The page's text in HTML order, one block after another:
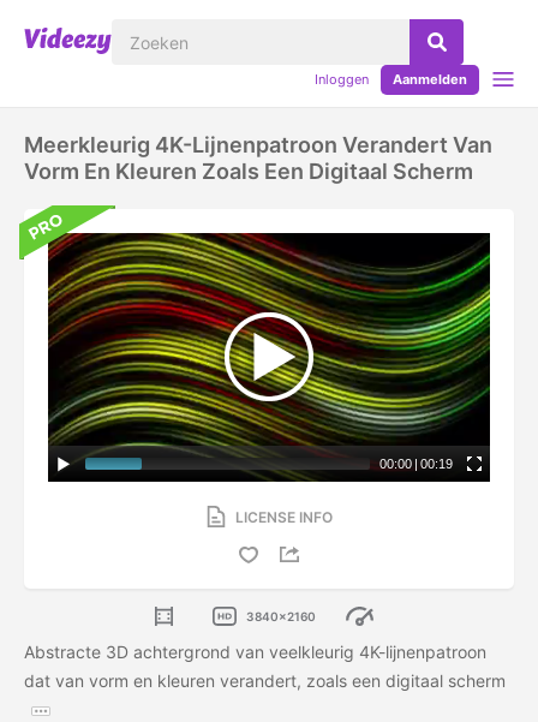
Inloggen Aanmelden
Meerkleurig 4K-Lijnenpatroon Verandert Van
Vorm En Kleuren Zoals Een Digitaal Scherm
00:00 | 00:19
LICENSE INFO
3840x2160
Abstracte 3D achtergrond van veelkleurig 4K-lijnenpatroon
dat van vorm en kleuren verandert, zoals een digitaal scherm